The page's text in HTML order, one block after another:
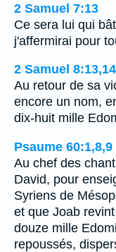
2 Samuel 7:13
Ce sera lui qui
j'affermirai pour
2 Samuel 8:13,14
Au retour de sa
encore un nom,
dix-huit mille
Psaume 60:1,8,9
Au chef des
David, pour
Syriens de
et que Joab
douze mille
repoussés,